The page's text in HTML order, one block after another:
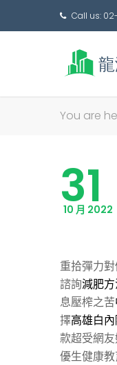
Call us:
You are
31
10 月 2022
重拾彈力
諮詢減肥
息壓榨之苦
擇高雄白
款超受網
優生健康